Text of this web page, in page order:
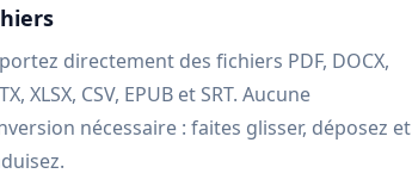
directement des fichiers PDF, DOCX,
XLSX, CSV, EPUB et SRT. Aucune
nécessaire : faites glisser, déposez et